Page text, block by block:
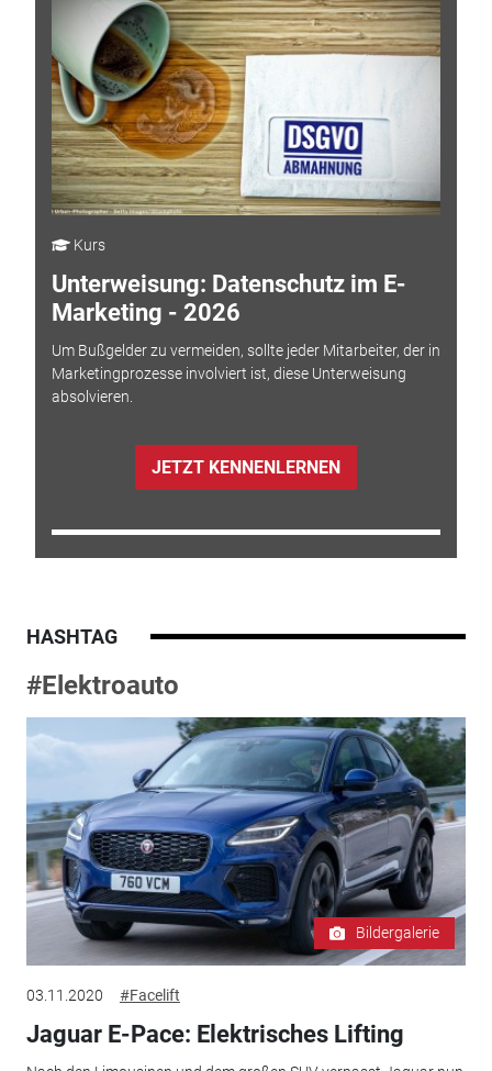
Kurs
Unterweisung: Datenschutz im E-
Marketing - 2026
Um Bußgelder zu vermeiden, sollte jeder Mitarbeiter, der in
Marketingprozesse involviert ist, diese Unterweisung
absolvieren.
JETZT KENNENLERNEN
HASHTAG
#Elektroauto
Bildergalerie
03.11.2020 #Facelift
Jaguar E-Pace: Elektrisches Lifting